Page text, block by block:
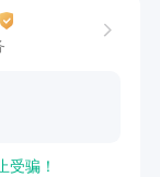
受骗！